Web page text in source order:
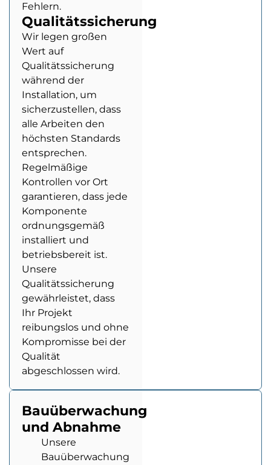
Fehlern.
Qualitätssicherung
Wir legen großen
Wert auf
Qualitätssicherung
während der
Installation, um
sicherzustellen, dass
alle Arbeiten den
höchsten Standards
entsprechen.
Regelmäßige
Kontrollen vor Ort
garantieren, dass jede
Komponente
ordnungsgemäß
installiert und
betriebsbereit ist.
Unsere
Qualitätssicherung
gewährleistet, dass
Ihr Projekt
reibungslos und ohne
Kompromisse bei der
Qualität
abgeschlossen wird.
Bauüberwachung
und Abnahme
Unsere
Bauüberwachung